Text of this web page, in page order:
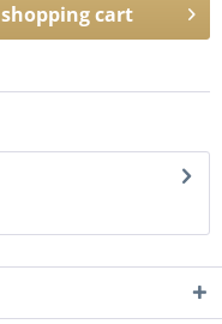
shopping cart